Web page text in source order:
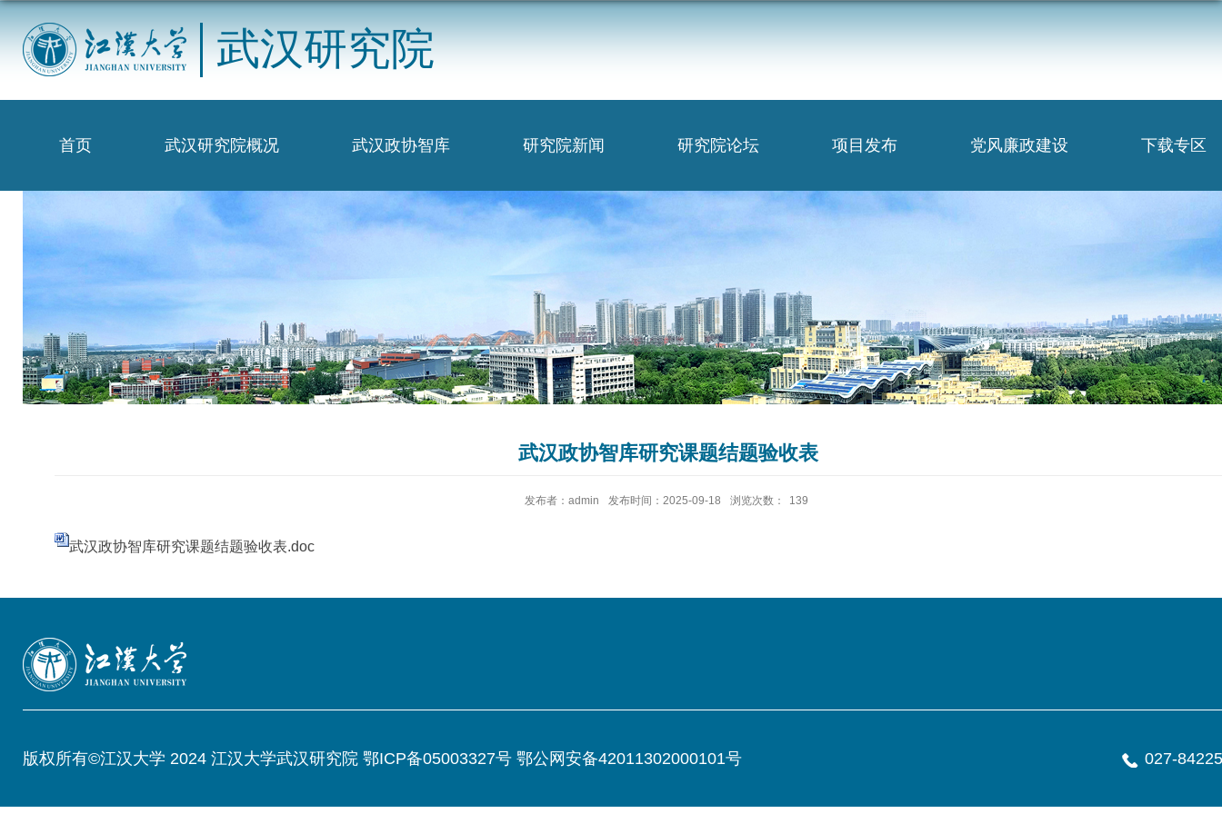
武汉研究院
首页 武汉研究院概况 武汉政协智库 研究院新闻 研究院论坛 项目发布 党风廉政建设 下载专区
武汉政协智库研究课题结题验收表
发布者：admin 发布时间：2025-09-18 浏览次数： 139
武汉政协智库研究课题结题验收表.doc
版权所有©江汉大学 2024 江汉大学武汉研究院 鄂ICP备05003327号 鄂公网安备42011302000101号 027-